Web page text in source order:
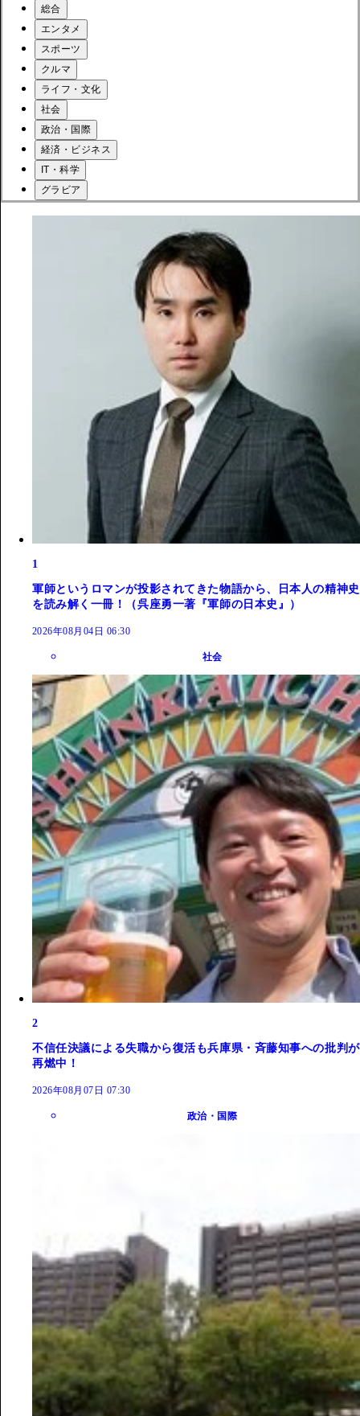
総合
エンタメ
スポーツ
クルマ
ライフ・文化
社会
政治・国際
経済・ビジネス
IT・科学
グラビア
1
軍師というロマンが投影されてきた物語から、日本人の精神史
を読み解く一冊！（呉座勇一著『軍師の日本史』）
2026年08月04日 06:30
社会
2
不信任決議による失職から復活も兵庫県・斉藤知事への批判が
再燃中！
2026年08月07日 07:30
政治・国際